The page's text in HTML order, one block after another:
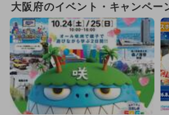
大阪府のイベント・キャンペー